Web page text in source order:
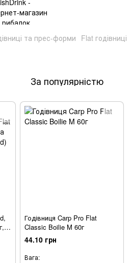
та прес-форми Flat годівниці
За популярністю
Годівниця Carp Pro Flat
Classic Boilie M 60г
44.10 грн
Вага: